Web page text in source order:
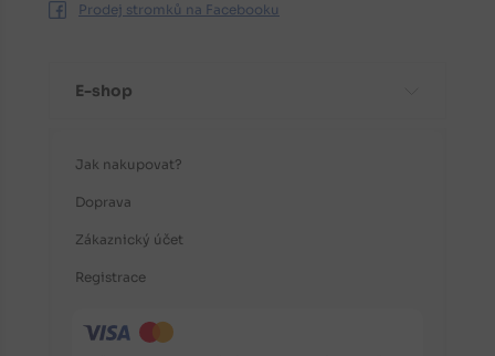
Prodej stromků na Facebooku
E-shop
Jak nakupovat?
Doprava
Zákaznický účet
Registrace